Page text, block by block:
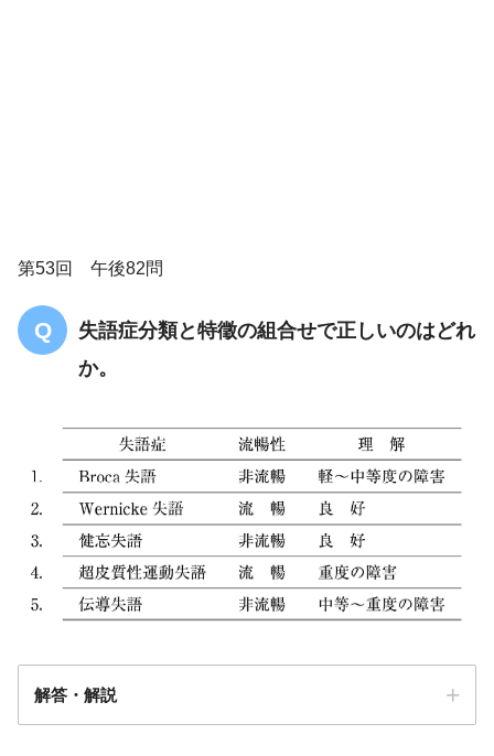
第53回 午後82問
失語症分類と特徵の組合せで正しいのはどれ
か。
解答・解説